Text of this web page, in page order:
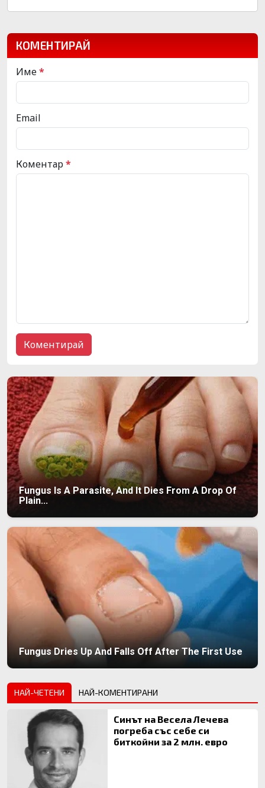
КОМЕНТИРАЙ
Име*
Email
Коментар*
Fungus Is A Parasite, And It Dies From A Drop Of
Plain...
Fungus Dries Up And Falls Off After The First Use
НАЙ-ЧЕТЕНИ НАЙ-КОМЕНТИРАНИ
Синът на Весела Лечева
погреба със себе си
биткойни за 2 млн. евро